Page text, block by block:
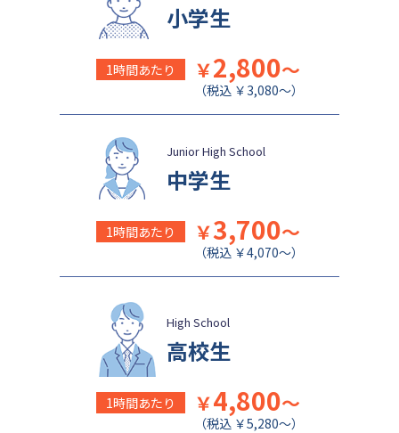
小学生
1時間あたり ￥2,800～
（税込 ￥3,080～）
Junior High School
中学生
1時間あたり ￥3,700～
（税込 ￥4,070～）
High School
高校生
1時間あたり ￥4,800～
（税込 ￥5,280～）